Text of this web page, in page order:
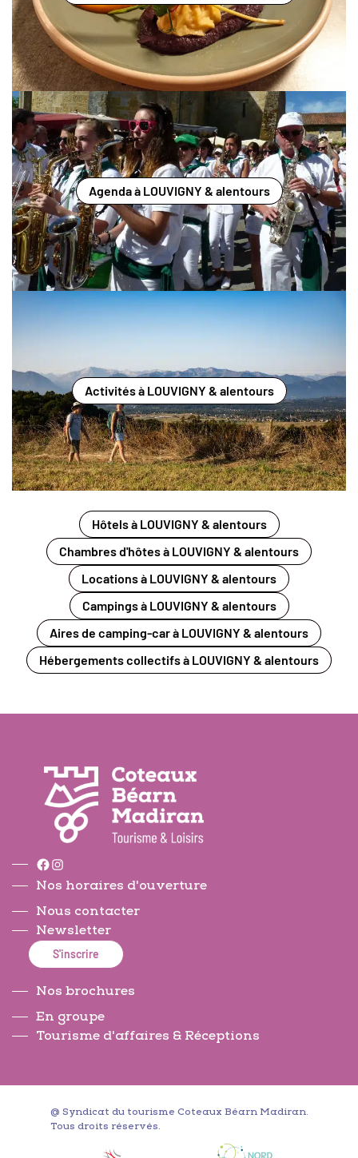
Agenda à LOUVIGNY & alentours
Activités à LOUVIGNY & alentours
Hôtels à LOUVIGNY & alentours
Chambres d'hôtes à LOUVIGNY & alentours
Locations à LOUVIGNY & alentours
Campings à LOUVIGNY & alentours
Aires de camping-car à LOUVIGNY & alentours
Hébergements collectifs à LOUVIGNY & alentours
Facebook
Instagram
Nos horaires d'ouverture
Nous contacter
Newsletter
S'inscrire
Nos brochures
En groupe
Tourisme d'affaires & Réceptions
@ Syndicat du tourisme Coteaux Béarn Madiran.
Tous droits réservés.